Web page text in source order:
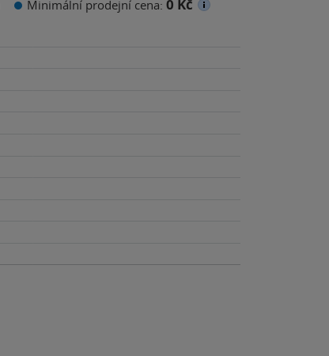
Minimální prodejní cena: 0 Kč